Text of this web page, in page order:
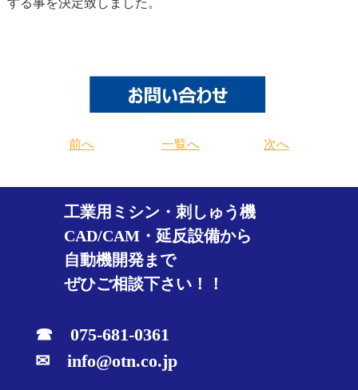
する事を決定致しました。
前へ 一覧へ 次へ
工業用ミシン・刺しゅう機
CAD/CAM・延反設備から
自動機開発まで
ぜひご相談下さい！！
☎ 075-681-0361
✉ info@otn.co.jp